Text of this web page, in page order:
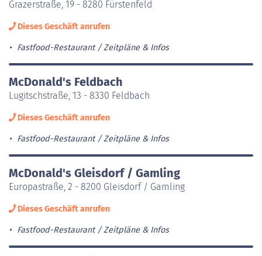
Grazerstraße, 19 - 8280 Fürstenfeld
Dieses Geschäft anrufen
Fastfood-Restaurant Zeitpläne & Infos
McDonald's Feldbach
Lugitschstraße, 13 - 8330 Feldbach
Dieses Geschäft anrufen
Fastfood-Restaurant Zeitpläne & Infos
McDonald's Gleisdorf / Gamling
Europastraße, 2 - 8200 Gleisdorf / Gamling
Dieses Geschäft anrufen
Fastfood-Restaurant Zeitpläne & Infos